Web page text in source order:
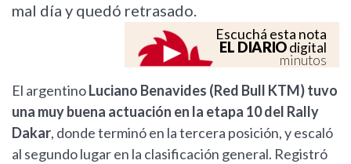
mal día y quedó retrasado.
Escuchá esta nota
EL DIARIOdigital
minutos
El argentinoLuciano Benavides (Red Bull KTM) tuvo
una muy buena actuación en la etapa 10 del Rally
Dakar, donde terminó en la tercera posición, y escaló
al segundo lugar en la clasificación general. Registró